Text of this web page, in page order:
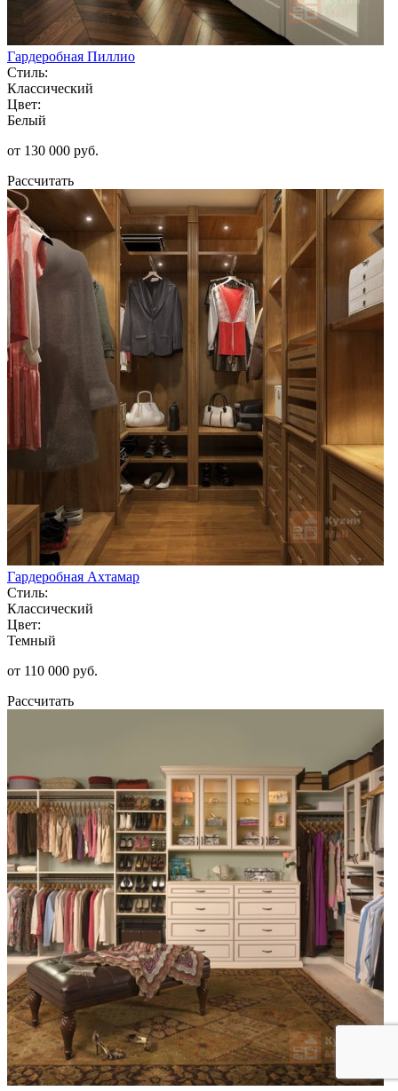
Гардеробная Пиллио
Стиль:
Классический
Цвет:
Белый
от 130 000 руб.
Рассчитать
Гардеробная Ахтамар
Стиль:
Классический
Цвет:
Темный
от 110 000 руб.
Рассчитать